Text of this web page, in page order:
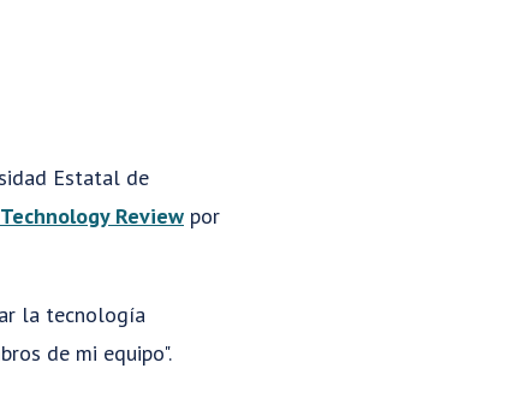
Estatal de
Review por
la tecnología
de mi equipo".